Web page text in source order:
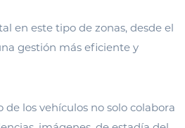
en este tipo de zonas, desde el
gestión más eficiente y
los vehículos no solo colabora